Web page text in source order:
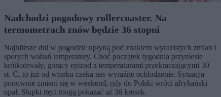
Nadchodzi pogodowy rollercoaster. Na
termometrach znów będzie 36 stopni
Najbliższe dni w pogodzie upłyną pod znakiem wyrazistych zmian i
sporych wahań temperatury. Choć początek tygodnia przyniesie
krótkotrwały, gorący epizod z temperaturami przekraczającymi 30
st. C, to już od wtorku czeka nas wyraźne ochłodzenie. Sytuacja
ponownie zmieni się w weekend, gdy do Polski wróci afrykański
upał. Słupki rtęci mogą pokazać aż 36 kresek.